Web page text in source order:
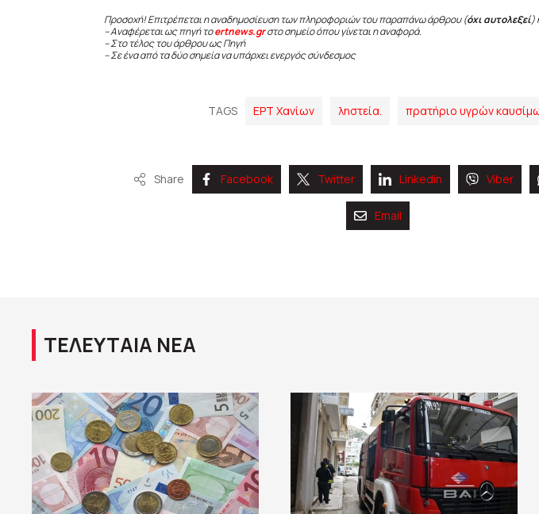
Προσοχή! Επιτρέπεται η αναδημοσίευση των πληροφοριών του παραπάνω άρθρου (όχι αυτολεξεί)
– Αναφέρεται ως πηγή τοertnews.gr στο σημείο όπου γίνεται η αναφορά.
– Στο τέλος του άρθρου ως Πηγή
– Σε ένα από τα δύο σημεία να υπάρχει ενεργός σύνδεσμος
TAGS ΕΡΤ Χανίων ληστεία. πρατήριο υγρών
Share Facebook Twitter Linkedin Viber
Email
ΤΕΛΕΥΤΑΙΑ ΝΕΑ